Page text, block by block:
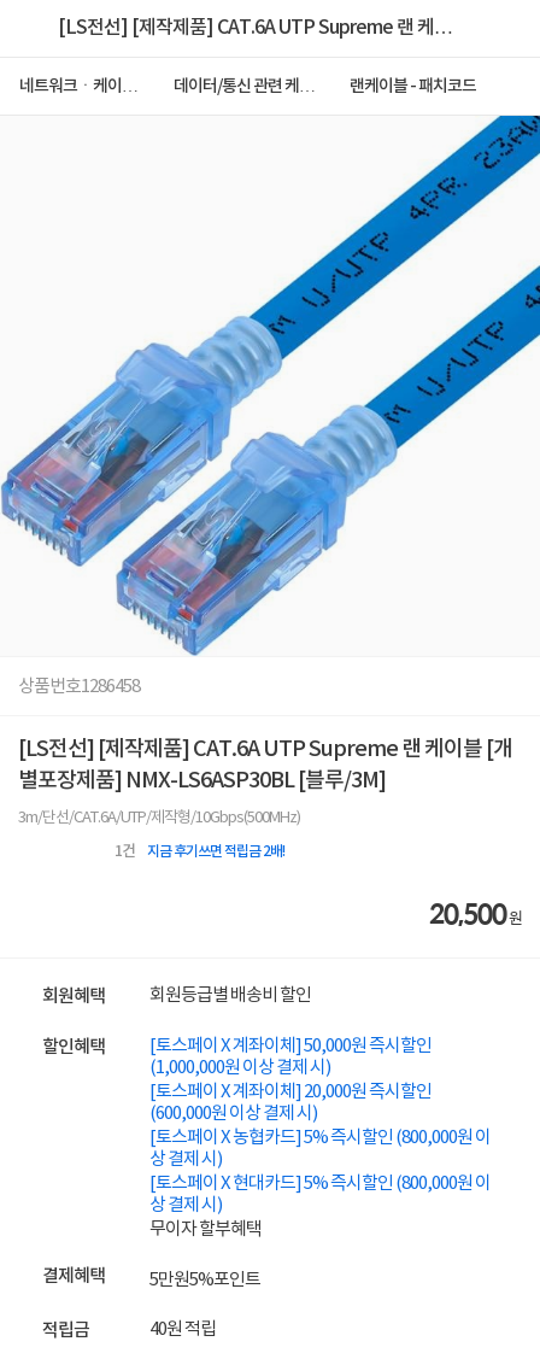
[LS전선] [제작제품] CAT.6A UTP Supreme 랜 케이
네트워크ㆍ케이블
데이터/통신 관련 케이
랜케이블 - 패치코드
상품번호1286458
[LS전선] [제작제품] CAT.6A UTP Supreme 랜 케이블 [개
별포장제품] NMX-LS6ASP30BL [블루/3M]
3m/단선/CAT.6A/UTP/제작형/10Gbps(500MHz)
1건 지금 후기쓰면 적립금 2배!
20,500원
회원혜택 회원등급별 배송비 할인
할인혜택
[토스페이 X 계좌이체] 50,000원 즉시할인
(1,000,000원 이상 결제 시)
[토스페이 X 계좌이체] 20,000원 즉시할인
(600,000원 이상 결제 시)
[토스페이 X 농협카드] 5% 즉시할인 (800,000원 이
상 결제 시)
[토스페이 X 현대카드] 5% 즉시할인 (800,000원 이
상 결제 시)
무이자 할부혜택
결제혜택 5만원5%포인트
적립금 40원 적립